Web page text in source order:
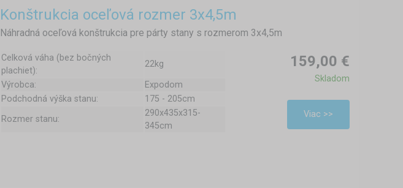
Konštrukcia oceľová rozmer 3x4,5m
Náhradná oceľová konštrukcia pre párty stany s rozmerom 3x4,5m
Celková váha (bez bočných
plachiet):
22kg
Výrobca:
Expodom
Podchodná výška stanu:
175 - 205cm
Rozmer stanu:
290x435x315-
345cm
159,00 €
Skladom
Viac >>